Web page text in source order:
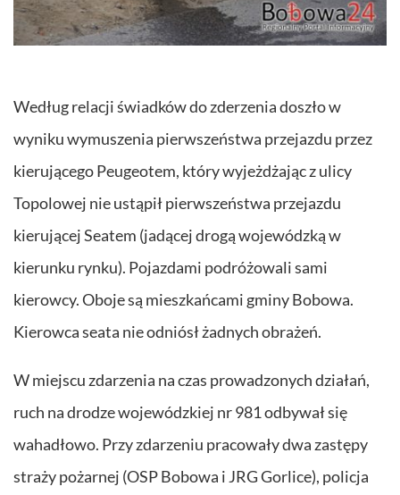
Według relacji świadków do zderzenia doszło w
wyniku wymuszenia pierwszeństwa przejazdu przez
kierującego Peugeotem, który wyjeżdżając z ulicy
Topolowej nie ustąpił pierwszeństwa przejazdu
kierującej Seatem (jadącej drogą wojewódzką w
kierunku rynku). Pojazdami podróżowali sami
kierowcy. Oboje są mieszkańcami gminy Bobowa.
Kierowca seata nie odniósł żadnych obrażeń.
W miejscu zdarzenia na czas prowadzonych działań,
ruch na drodze wojewódzkiej nr 981 odbywał się
wahadłowo. Przy zdarzeniu pracowały dwa zastępy
straży pożarnej (OSP Bobowa i JRG Gorlice), policja